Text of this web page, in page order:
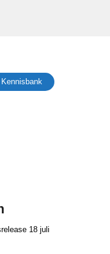
Kennisbank
18 juli